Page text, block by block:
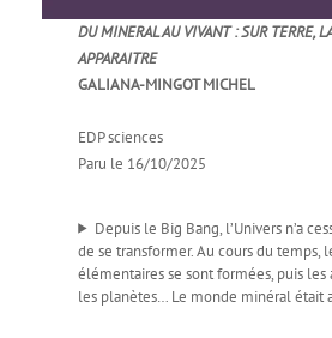
DU MINERAL AU VIVANT : SUR TERRE,
APPARAITRE
GALIANA-MINGOT MICHEL
EDP sciences
Paru le 16/10/2025
Depuis le Big Bang, l’Univers n’a
de se transformer. Au cours du temps,
élémentaires se sont formées, puis les
les planètes… Le monde minéral était